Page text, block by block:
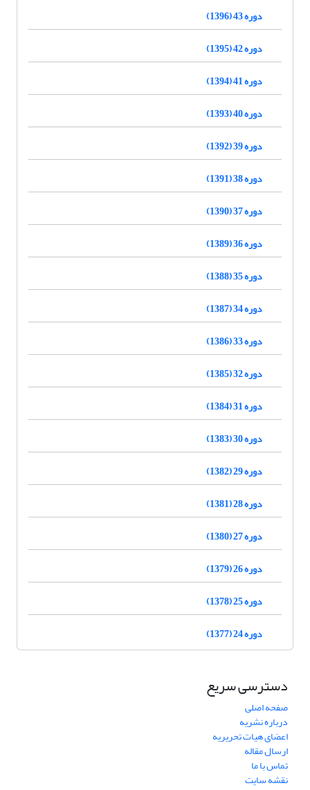
دوره 43 (1396)
دوره 42 (1395)
دوره 41 (1394)
دوره 40 (1393)
دوره 39 (1392)
دوره 38 (1391)
دوره 37 (1390)
دوره 36 (1389)
دوره 35 (1388)
دوره 34 (1387)
دوره 33 (1386)
دوره 32 (1385)
دوره 31 (1384)
دوره 30 (1383)
دوره 29 (1382)
دوره 28 (1381)
دوره 27 (1380)
دوره 26 (1379)
دوره 25 (1378)
دوره 24 (1377)
دسترسی سریع
صفحه اصلی
درباره نشریه
اعضای هیات تحریریه
ارسال مقاله
تماس با ما
نقشه سایت